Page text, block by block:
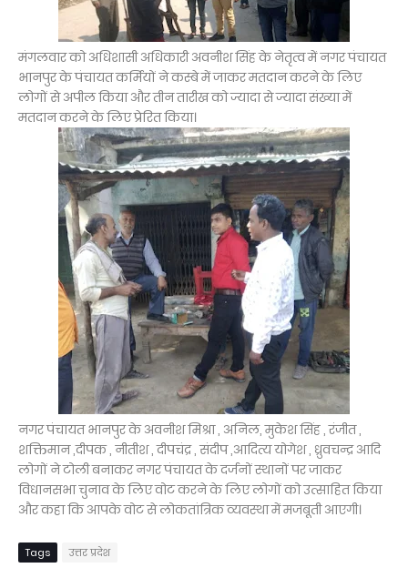
मंगलवार को अधिशासी अधिकारी अवनीश सिंह के नेतृत्व में नगर पंचायत
भानपुर के पंचायत कर्मियों ने कस्बे में जाकर मतदान करने के लिए
लोगों से अपील किया और तीन तारीख को ज्यादा से ज्यादा संख्या में
मतदान करने के लिए प्रेरित किया।
नगर पंचायत भानपुर के अवनीश मिश्रा , अनिल, मुकेश सिंह , रंजीत ,
शक्तिमान ,दीपक , नीतीश , दीपचंद्र , संदीप ,आदित्य योगेश , ध्रुवचन्द्र आदि
लोगों ने टोली बनाकर नगर पंचायत के दर्जनों स्थानों पर जाकर
विधानसभा चुनाव के लिए वोट करने के लिए लोगों को उत्साहित किया
और कहा कि आपके वोट से लोकतांत्रिक व्यवस्था में मजबूती आएगी।
Tags उत्तर प्रदेश